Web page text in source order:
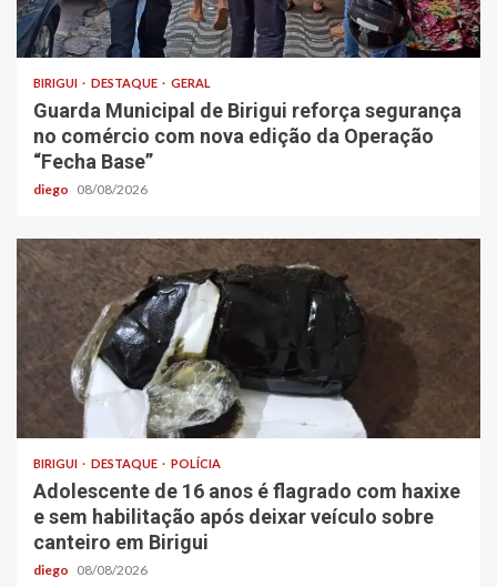
BIRIGUI DESTAQUE GERAL
Guarda Municipal de Birigui reforça segurança
no comércio com nova edição da Operação
“Fecha Base”
diego 08/08/2026
BIRIGUI DESTAQUE POLÍCIA
Adolescente de 16 anos é flagrado com haxixe
e sem habilitação após deixar veículo sobre
canteiro em Birigui
diego 08/08/2026